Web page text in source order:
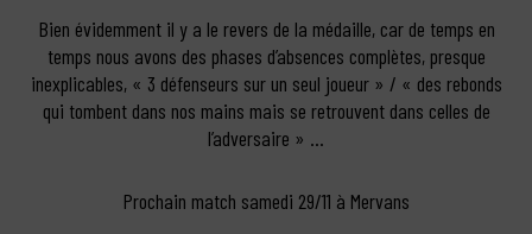
Bien évidemment il y a le revers de la médaille, car de temps en
temps nous avons des phases d’absences complètes, presque
inexplicables, « 3 défenseurs sur un seul joueur » / « des rebonds
qui tombent dans nos mains mais se retrouvent dans celles de
l’adversaire » …
Prochain match samedi 29/11 à Mervans